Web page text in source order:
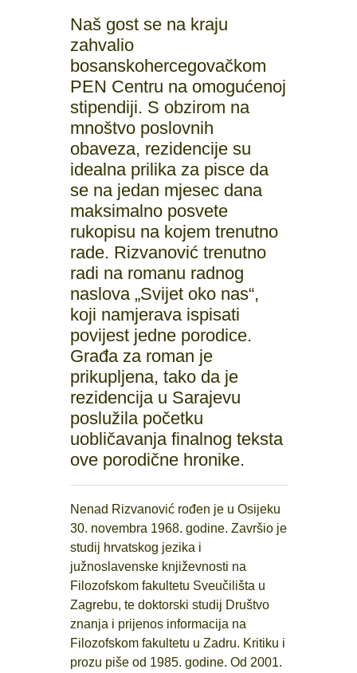
Naš gost se na kraju
zahvalio
bosanskohercegovačkom
PEN Centru na omogućenoj
stipendiji. S obzirom na
mnoštvo poslovnih
obaveza, rezidencije su
idealna prilika za pisce da
se na jedan mjesec dana
maksimalno posvete
rukopisu na kojem trenutno
rade. Rizvanović trenutno
radi na romanu radnog
naslova „Svijet oko nas“,
koji namjerava ispisati
povijest jedne porodice.
Građa za roman je
prikupljena, tako da je
rezidencija u Sarajevu
poslužila početku
uobličavanja finalnog teksta
ove porodične hronike.
Nenad Rizvanović rođen je u Osijeku
30. novembra 1968. godine. Završio je
studij hrvatskog jezika i
južnoslavenske književnosti na
Filozofskom fakultetu Sveučilišta u
Zagrebu, te doktorski studij Društvo
znanja i prijenos informacija na
Filozofskom fakultetu u Zadru. Kritiku i
prozu piše od 1985. godine. Od 2001.